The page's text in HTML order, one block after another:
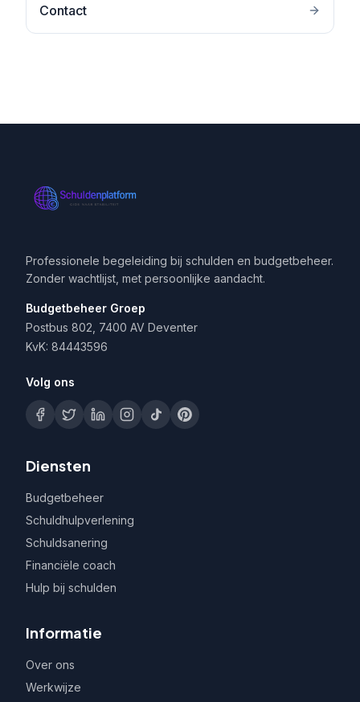
Contact
Professionele begeleiding bij schulden en budgetbeheer.
Zonder wachtlijst, met persoonlijke aandacht.
Budgetbeheer Groep
Postbus 802, 7400 AV Deventer
KvK: 84443596
Volg ons
Diensten
Budgetbeheer
Schuldhulpverlening
Schuldsanering
Financiële coach
Hulp bij schulden
Informatie
Over ons
Werkwijze